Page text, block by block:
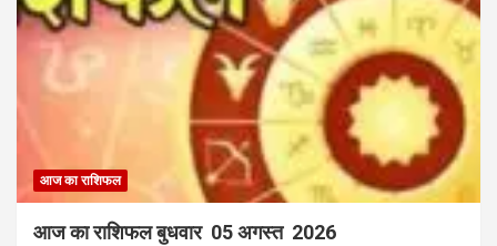
आज का राशिफल
आज का राशिफल बुधवार 05 अगस्त 2026